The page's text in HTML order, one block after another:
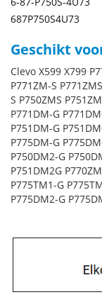
687P750S4U73
Geschikt
Clevo X599 X799
P771ZM-S
S P750ZMS
P771DM-G
P751DM-G
P775DM-G
P750DM2-G
P751DM2G
P775TM1-G
P775DM2-G